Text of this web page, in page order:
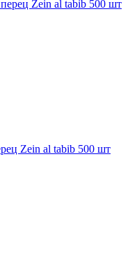
Zein al tabib 500 шт